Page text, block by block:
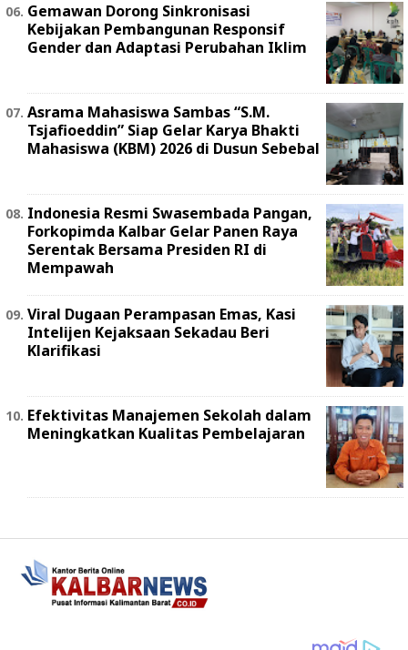
Gemawan Dorong Sinkronisasi
Kebijakan Pembangunan Responsif
Gender dan Adaptasi Perubahan Iklim
Asrama Mahasiswa Sambas “S.M.
Tsjafioeddin” Siap Gelar Karya Bhakti
Mahasiswa (KBM) 2026 di Dusun Sebebal
Indonesia Resmi Swasembada Pangan,
Forkopimda Kalbar Gelar Panen Raya
Serentak Bersama Presiden RI di
Mempawah
Viral Dugaan Perampasan Emas, Kasi
Intelijen Kejaksaan Sekadau Beri
Klarifikasi
Efektivitas Manajemen Sekolah dalam
Meningkatkan Kualitas Pembelajaran